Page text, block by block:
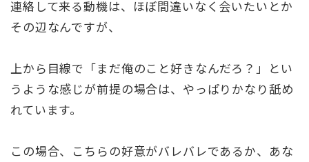
連絡して来る動機は、ほぼ間違いなく会いたいとか
その辺なんですが、
上から目線で「まだ俺のこと好きなんだろ？」とい
うような感じが前提の場合は、やっぱりかなり舐め
れています。
この場合、こちらの好意がバレバレであるか、あな